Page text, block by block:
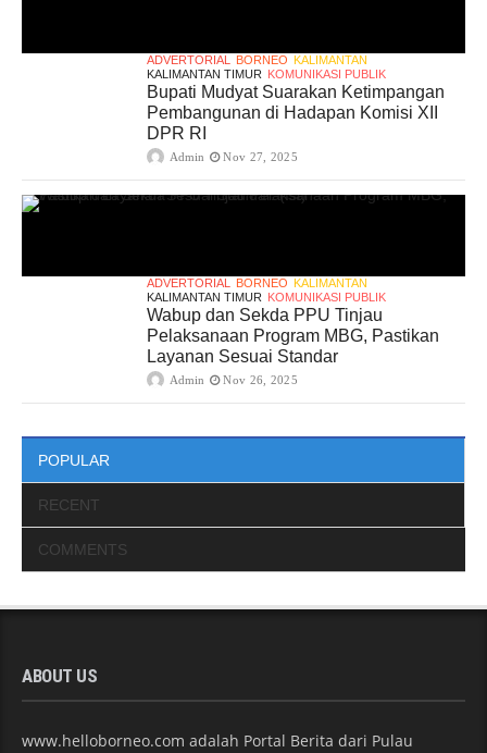
ADVERTORIAL BORNEO KALIMANTAN
KALIMANTAN TIMUR KOMUNIKASI PUBLIK
Bupati Mudyat Suarakan Ketimpangan
Pembangunan di Hadapan Komisi XII
DPR RI
Admin Nov 27, 2025
ADVERTORIAL BORNEO KALIMANTAN
KALIMANTAN TIMUR KOMUNIKASI PUBLIK
Wabup dan Sekda PPU Tinjau
Pelaksanaan Program MBG, Pastikan
Layanan Sesuai Standar
Admin Nov 26, 2025
POPULAR
RECENT
COMMENTS
ABOUT US
www.helloborneo.com adalah Portal Berita dari Pulau